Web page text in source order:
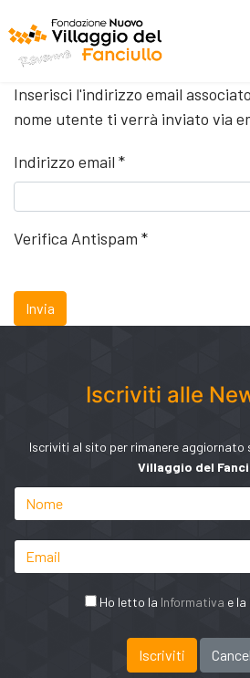
Inserisci l'indirizzo email
nome utente ti verrà inviato via
Indirizzo email *
Verifica Antispam *
Invia
Iscriviti alle
Iscriviti al sito per rimanere aggiornato
Villaggio del
Ho letto la Informativa e la